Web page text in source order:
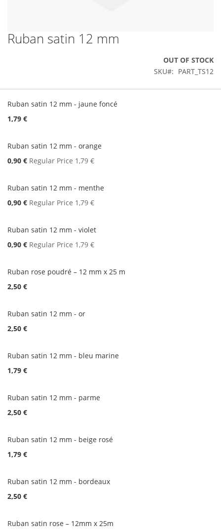
Skip
to
gallery
Ruban satin 12 mm
OUT OF STOCK
SKU
PART_TS12
product
Ruban satin 12 mm - jaune foncé
1,79 €
Ruban satin 12 mm - orange
Special
0,90 € Regular Price 1,79 €
Ruban satin 12 mm - menthe
Special
0,90 € Regular Price 1,79 €
Ruban satin 12 mm - violet
Special
0,90 € Regular Price 1,79 €
Ruban rose poudré – 12 mm x 25 m
2,50 €
Ruban satin 12 mm - or
2,50 €
Ruban satin 12 mm - bleu marine
1,79 €
Ruban satin 12 mm - parme
2,50 €
Ruban satin 12 mm - beige rosé
1,79 €
Ruban satin 12 mm - bordeaux
2,50 €
Ruban satin rose – 12mm x 25m